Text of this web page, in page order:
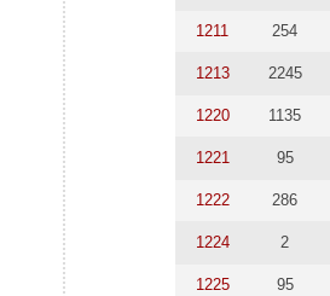
1211 254
1213 2245
1220 1135
1221 95
1222 286
1224 2
1225 95